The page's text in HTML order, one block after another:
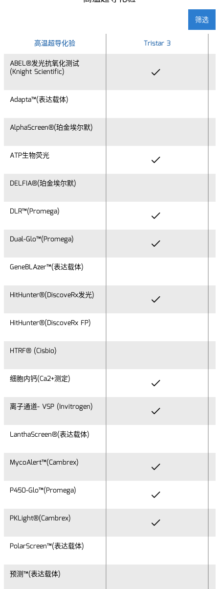
筛选
高温超导化验
ABEL®发光抗氧化测试
(Knight Scientific)
Adapta™(表达载体)
AlphaScreen®(珀金埃尔默)
ATP生物荧光
DELFIA®(珀金埃尔默)
DLR™(Promega)
Dual-Glo™(Promega)
GeneBLAzer™(表达载体)
HitHunter®(DiscoveRx发光)
HitHunter®(DiscoveRx FP)
HTRF® (Cisbio)
细胞内钙(Ca2+测定)
离子通道- VSP (Invitrogen)
LanthaScreen®(表达载体)
MycoAlert™(Cambrex)
P450-Glo™(Promega)
PKLight®(Cambrex)
PolarScreen™(表达载体)
预测™(表达载体)
高温超导化验
Tristar 3
ABEL®发光抗氧化测试
(Knight Scientific)
Adapta™(表达载体)
AlphaScreen®(珀金埃尔默)
ATP生物荧光
DELFIA®(珀金埃尔默)
DLR™(Promega)
Dual-Glo™(Promega)
GeneBLAzer™(表达载体)
HitHunter®(DiscoveRx发光)
HitHunter®(DiscoveRx FP)
HTRF® (Cisbio)
细胞内钙(Ca2+测定)
离子通道- VSP (Invitrogen)
LanthaScreen®(表达载体)
MycoAlert™(Cambrex)
P450-Glo™(Promega)
PKLight®(Cambrex)
PolarScreen™(表达载体)
预测™(表达载体)